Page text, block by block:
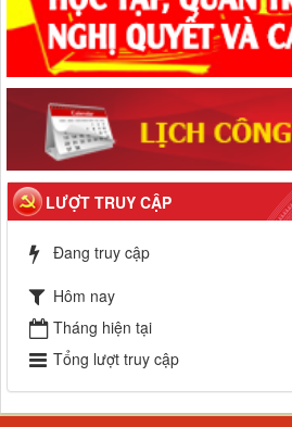
LƯỢT TRUY CẬP
Đang truy cập
Hôm nay
Tháng hiện tại
Tổng lượt truy cập